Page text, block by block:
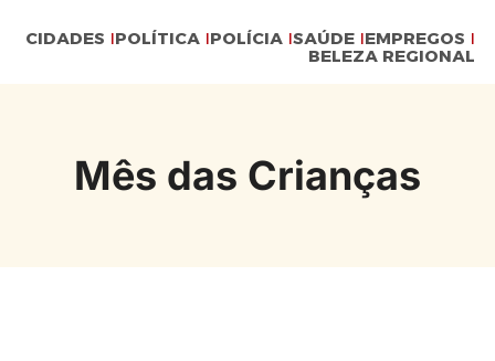
CIDADES POLÍTICA POLÍCIA SAÚDE EMPREGOS
BELEZA REGIONAL
Mês das Crianças